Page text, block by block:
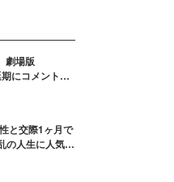
な「Water
ォーターキャ
：捕水肌）」
築した。
劇場版
にコメント
と交際1ヶ月で
の人生に人気タ